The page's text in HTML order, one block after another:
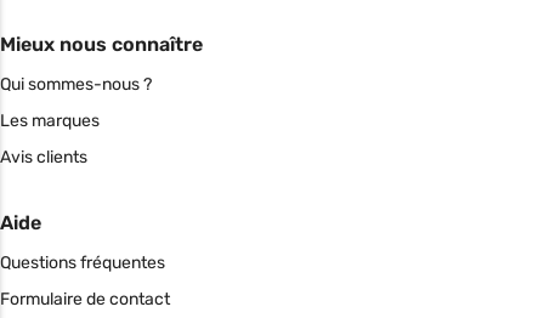
Mieux nous connaître
Qui sommes-nous ?
Les marques
Avis clients
Aide
Questions fréquentes
Formulaire de contact